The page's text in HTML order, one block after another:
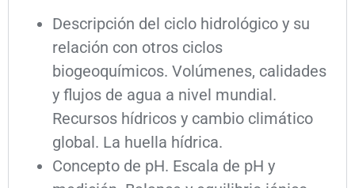
Descripción del ciclo hidrológico y su
relación con otros ciclos
biogeoquímicos. Volúmenes, calidades
y flujos de agua a nivel mundial.
Recursos hídricos y cambio climático
global. La huella hídrica.
Concepto de pH. Escala de pH y